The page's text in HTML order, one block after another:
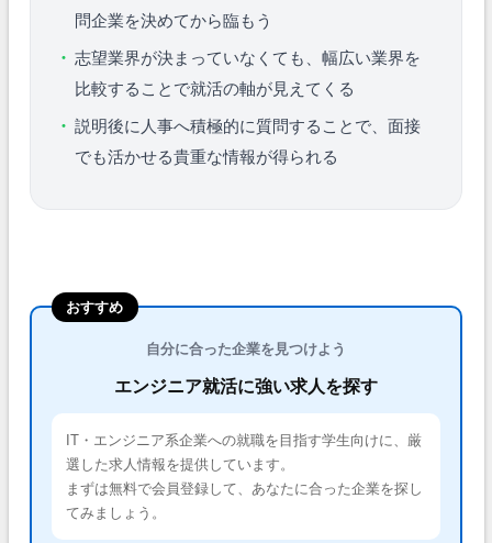
問企業を決めてから臨もう
志望業界が決まっていなくても、幅広い業界を
比較することで就活の軸が見えてくる
説明後に人事へ積極的に質問することで、面接
でも活かせる貴重な情報が得られる
おすすめ
自分に合った企業を見つけよう
エンジニア就活に強い求人を探す
IT・エンジニア系企業への就職を目指す学生向けに、厳
選した求人情報を提供しています。
まずは無料で会員登録して、あなたに合った企業を探し
てみましょう。